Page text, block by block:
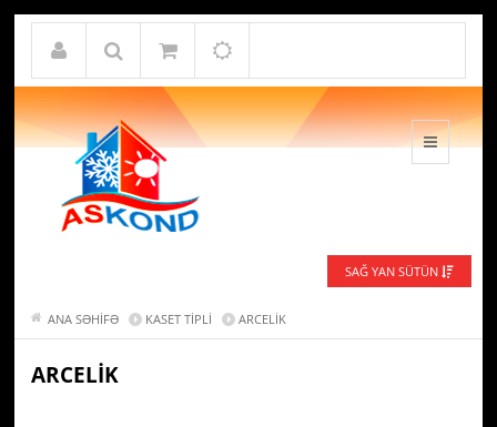
SAĞ YAN SÜTÜN
ANA SƏHIFƏ KASET TIPLI ARCELIK
ARCELIK